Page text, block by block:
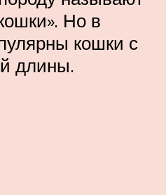
Но в
кошки с
длины.